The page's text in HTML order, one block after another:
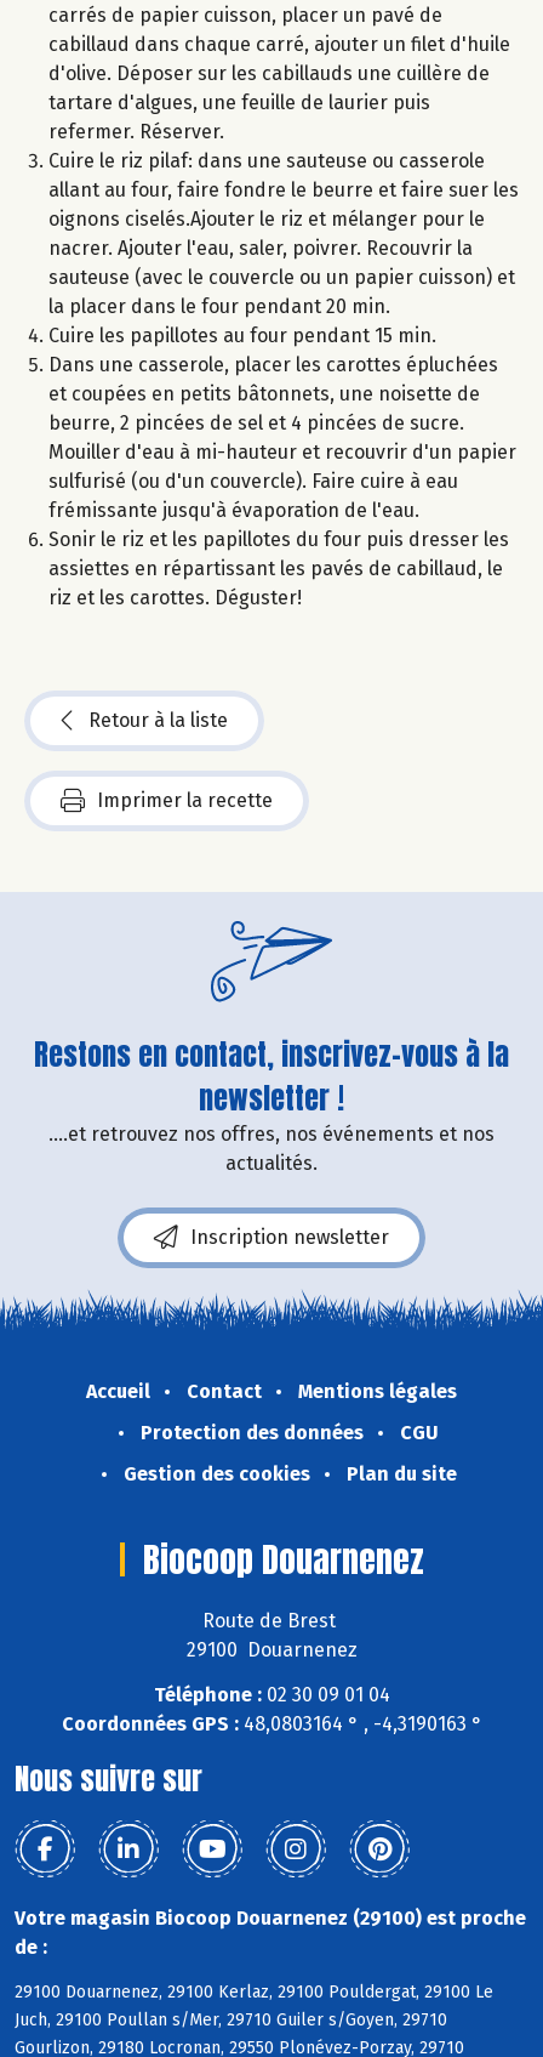
carrés de papier cuisson, placer un pavé de
cabillaud dans chaque carré, ajouter un filet d'huile
d'olive. Déposer sur les cabillauds une cuillère de
tartare d'algues, une feuille de laurier puis
refermer. Réserver.
Cuire le riz pilaf: dans une sauteuse ou casserole
allant au four, faire fondre le beurre et faire suer les
oignons ciselés.Ajouter le riz et mélanger pour le
nacrer. Ajouter l'eau, saler, poivrer. Recouvrir la
sauteuse (avec le couvercle ou un papier cuisson) et
la placer dans le four pendant 20 min.
Cuire les papillotes au four pendant 15 min.
Dans une casserole, placer les carottes épluchées
et coupées en petits bâtonnets, une noisette de
beurre, 2 pincées de sel et 4 pincées de sucre.
Mouiller d'eau à mi-hauteur et recouvrir d'un papier
sulfurisé (ou d'un couvercle). Faire cuire à eau
frémissante jusqu'à évaporation de l'eau.
Sonir le riz et les papillotes du four puis dresser les
assiettes en répartissant les pavés de cabillaud, le
riz et les carottes. Déguster!
Retour à la liste
Imprimer la recette
Restons en contact, inscrivez-vous à la
newsletter !
....et retrouvez nos offres, nos événements et nos
actualités.
Inscription newsletter
Accueil Contact
Mentions légales
Protection des données
CGU
Gestion des cookies
Plan du site
Biocoop Douarnenez
Route de Brest
29100 Douarnenez
Téléphone :02 30 09 01 04
Coordonnées GPS :48,0803164 ° , -4,3190163 °
Nous suivre sur
Votre magasin Biocoop Douarnenez (29100) est proche
de :
29100 Douarnenez, 29100 Kerlaz, 29100 Pouldergat, 29100 Le
Juch, 29100 Poullan s/Mer, 29710 Guiler s/Goyen, 29710
Gourlizon, 29180 Locronan, 29550 Plonévez-Porzay, 29710